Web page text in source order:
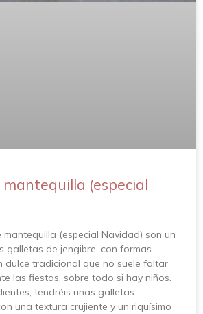
(especial
(especial Navidad) son un
galletas de jengibre, con formas
dulce tradicional que no suele faltar
las fiestas, sobre todo si hay niños.
tendréis unas galletas
una textura crujiente y un riquísimo